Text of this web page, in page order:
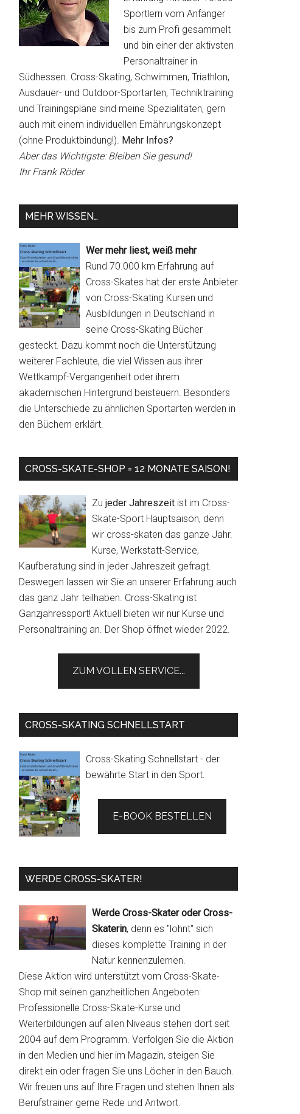
Sportlern vom Anfänger
bis zum Profi gesammelt
und bin einer der aktivsten
Personaltrainer in
Südhessen. Cross-Skating, Schwimmen, Triathlon,
Ausdauer- und Outdoor-Sportarten, Techniktraining
und Trainingspläne sind meine Spezialitäten, gern
auch mit einem individuellen Ernährungskonzept
(ohne Produktbindung!). Mehr Infos?
Aber das Wichtigste: Bleiben Sie gesund!
Ihr Frank Röder
MEHR WISSEN…
Wer mehr liest, weiß mehr
Rund 70.000 km Erfahrung auf
Cross-Skates hat der erste Anbieter
von Cross-Skating Kursen und
Ausbildungen in Deutschland in
seine Cross-Skating Bücher
gesteckt. Dazu kommt noch die Unterstützung
weiterer Fachleute, die viel Wissen aus ihrer
Wettkampf-Vergangenheit oder ihrem
akademischen Hintergrund beisteuern. Besonders
die Unterschiede zu ähnlichen Sportarten werden in
den Büchern erklärt.
CROSS-SKATE-SHOP = 12 MONATE SAISON!
Zu jeder Jahreszeit ist im Cross-
Skate-Sport Hauptsaison, denn
wir cross-skaten das ganze Jahr.
Kurse, Werkstatt-Service,
Kaufberatung sind in jeder Jahreszeit gefragt.
Deswegen lassen wir Sie an unserer Erfahrung auch
das ganz Jahr teilhaben. Cross-Skating ist
Ganzjahressport! Aktuell bieten wir nur Kurse und
Personaltraining an. Der Shop öffnet wieder 2022.
ZUM VOLLEN SERVICE...
CROSS-SKATING SCHNELLSTART
Cross-Skating Schnellstart - der
bewährte Start in den Sport.
E-BOOK BESTELLEN
WERDE CROSS-SKATER!
Werde Cross-Skater oder Cross-
Skaterin, denn es "lohnt" sich
dieses komplette Training in der
Natur kennenzulernen.
Diese Aktion wird unterstützt vom Cross-Skate-
Shop mit seinen ganzheitlichen Angeboten:
Professionelle Cross-Skate-Kurse und
Weiterbildungen auf allen Niveaus stehen dort seit
2004 auf dem Programm. Verfolgen Sie die Aktion
in den Medien und hier im Magazin, steigen Sie
direkt ein oder fragen Sie uns Löcher in den Bauch.
Wir freuen uns auf Ihre Fragen und stehen Ihnen als
Berufstrainer gerne Rede und Antwort.